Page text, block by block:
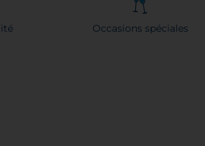
Occasions spéciales